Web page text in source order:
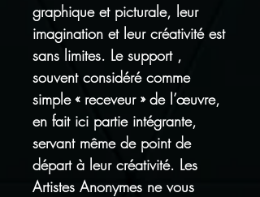
graphique et picturale, leur
imagination et leur créativité est
sans limites. Le support ,
souvent considéré comme
simple « receveur » de l’œuvre,
en fait ici partie intégrante,
servant même de point de
départ à leur créativité. Les
Artistes Anonymes ne vous